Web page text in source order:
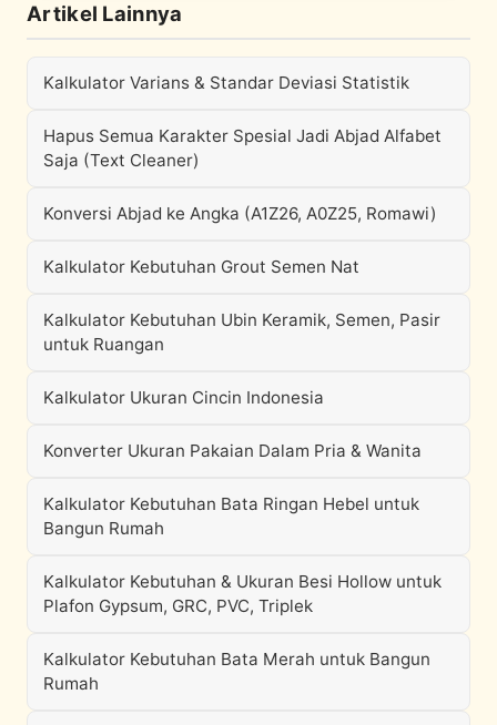
Artikel Lainnya
Kalkulator Varians & Standar Deviasi Statistik
Hapus Semua Karakter Spesial Jadi Abjad Alfabet
Saja (Text Cleaner)
Konversi Abjad ke Angka (A1Z26, A0Z25, Romawi)
Kalkulator Kebutuhan Grout Semen Nat
Kalkulator Kebutuhan Ubin Keramik, Semen, Pasir
untuk Ruangan
Kalkulator Ukuran Cincin Indonesia
Konverter Ukuran Pakaian Dalam Pria & Wanita
Kalkulator Kebutuhan Bata Ringan Hebel untuk
Bangun Rumah
Kalkulator Kebutuhan & Ukuran Besi Hollow untuk
Plafon Gypsum, GRC, PVC, Triplek
Kalkulator Kebutuhan Bata Merah untuk Bangun
Rumah